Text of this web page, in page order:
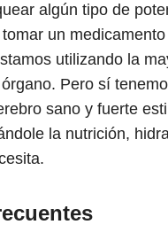
algún tipo de
un
utilizando la
Pero sí
sano y fuerte
la nutrición,